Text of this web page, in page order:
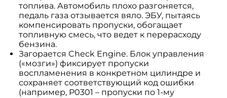
топлива. Автомобиль плохо разгоняется,
педаль газа отзывается вяло. ЭБУ, пытаясь
компенсировать пропуски, обогащает
топливную смесь, что ведет к перерасходу
бензина.
Загорается Check Engine. Блок управления
(«мозги») фиксирует пропуски
воспламенения в конкретном цилиндре и
сохраняет соответствующий код ошибки
(например, P0301 – пропуски по 1-му